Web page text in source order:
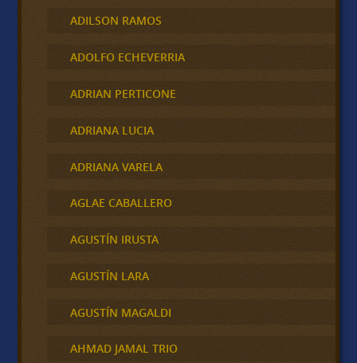
ADILSON RAMOS
ADOLFO ECHEVERRIA
ADRIAN PERTICONE
ADRIANA LUCIA
ADRIANA VARELA
AGLAE CABALLERO
AGUSTÍN IRUSTA
AGUSTÍN LARA
AGUSTÍN MAGALDI
AHMAD JAMAL TRIO